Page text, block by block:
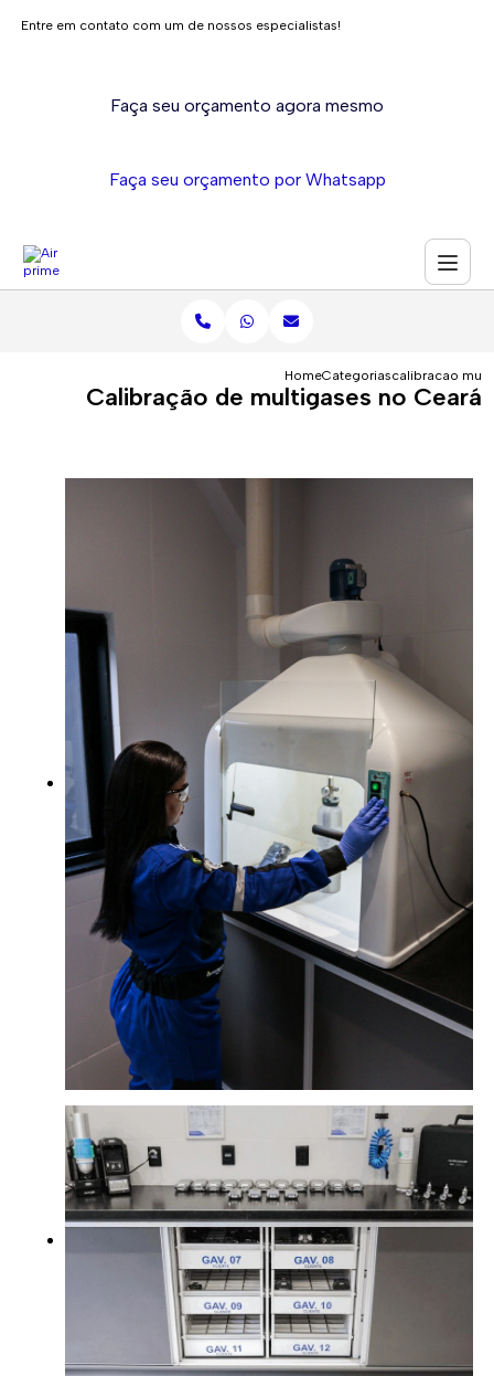
Entre em contato com um de nossos especialistas!
Faça seu orçamento agora mesmo
Faça seu orçamento por Whatsapp
HomeCategoriascalibracao
Calibração de multigases no Ceará